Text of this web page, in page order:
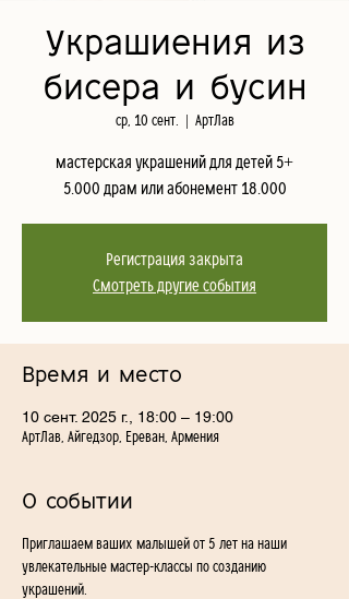
Украшиения из
бисера и бусин
ср, 10 сент. АртЛав
мастерская украшений для детей 5+
5.000 драм или абонемент 18.000
Регистрация закрыта
Смотреть другие события
Время и место
10 сент. 2025 г., 18:00 – 19:00
АртЛав, Айгедзор, Ереван, Армения
О событии
Приглашаем ваших малышей от 5 лет на наши
увлекательные мастер-классы по созданию
украшений.